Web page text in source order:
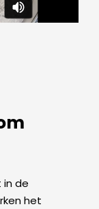
in de
het